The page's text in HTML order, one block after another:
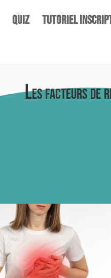
quiz TUTORIEL
Les facteurs de